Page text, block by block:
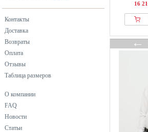
Контакты
Доставка
Возвраты
Оплата
Отзывы
Таблица размеров
О компании
FAQ
Новости
Статьи
16